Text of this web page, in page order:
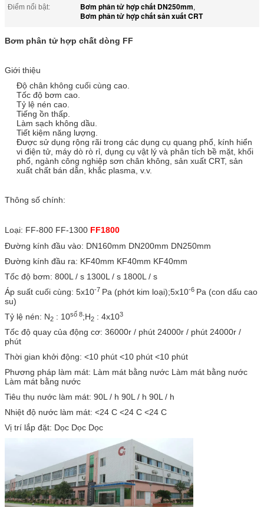
Điểm nổi bật:
Bơm phân tử hợp chất DN250mm,
Bơm phân tử hợp chất sản xuất CRT
Bơm phân tử hợp chất dòng FF
Giới thiệu
Độ chân không cuối cùng cao.
Tốc độ bơm cao.
Tỷ lệ nén cao.
Tiếng ồn thấp.
Làm sạch không dầu.
Tiết kiệm năng lượng.
Được sử dụng rộng rãi trong các dụng cụ quang phổ, kính hiển
vi điện tử, máy dò rò rỉ, dụng cụ vật lý và phân tích bề mặt, khối
phổ, ngành công nghiệp sơn chân không, sản xuất CRT, sản
xuất chất bán dẫn, khắc plasma, v.v.
Thông số chính:
Loại: FF-800 FF-1300 FF1800
Đường kính đầu vào: DN160mm DN200mm DN250mm
Đường kính đầu ra: KF40mm KF40mm KF40mm
Tốc độ bơm: 800L / s 1300L / s 1800L / s
Áp suất cuối cùng: 5x10-7 Pa (phớt kim loại);5x10-6 Pa (con dấu cao
su)
Tỷ lệ nén: N2 : 10số 8;H2 : 4x103
Tốc độ quay của động cơ: 36000r / phút 24000r / phút 24000r /
phút
Thời gian khởi động: <10 phút <10 phút <10 phút
Phương pháp làm mát: Làm mát bằng nước Làm mát bằng nước
Làm mát bằng nước
Tiêu thụ nước làm mát: 90L / h 90L / h 90L / h
Nhiệt độ nước làm mát: <24 C <24 C <24 C
Vị trí lắp đặt: Dọc Dọc Dọc